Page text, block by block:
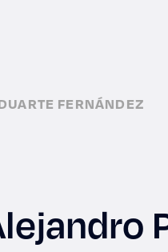
FERNÁNDEZ